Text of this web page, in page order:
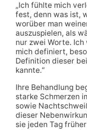
„Ich fühlte mich
fest, denn was ist,
worüber man
auszuspielen, als
nur zwei Worte.
mich definiert,
Definition dieser
kannte.“
Ihre Behandlung
starke Schmerzen
sowie
dieser
sie jeden Tag